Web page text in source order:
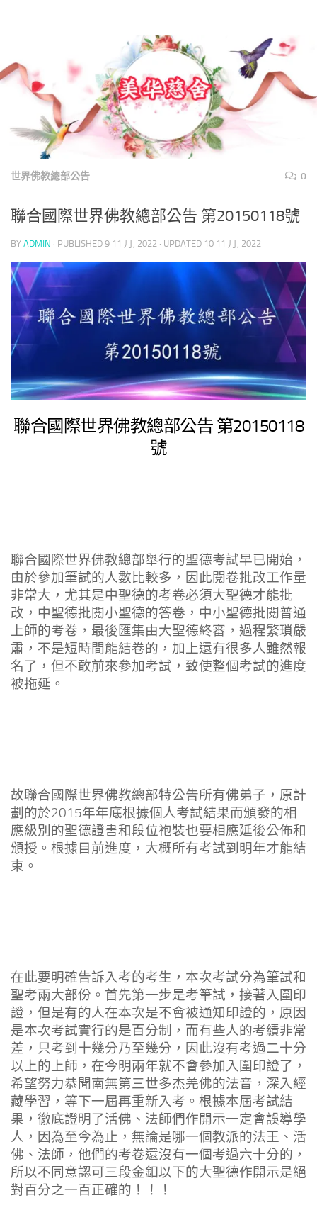
世界佛教總部公告 0
聯合國際世界佛教總部公告 第20150118號
BY ADMIN · PUBLISHED 9 11 月, 2022 · UPDATED 10 11 月, 2022
聯合國際世界佛教總部公告 第20150118
號
聯合國際世界佛教總部舉行的聖德考試早已開始，
由於參加筆試的人數比較多，因此閱卷批改工作量
非常大，尤其是中聖德的考卷必須大聖德才能批
改，中聖德批閱小聖德的答卷，中小聖德批閱普通
上師的考卷，最後匯集由大聖德終審，過程繁瑣嚴
肅，不是短時間能結卷的，加上還有很多人雖然報
名了，但不敢前來參加考試，致使整個考試的進度
被拖延。
故聯合國際世界佛教總部特公告所有佛弟子，原計
劃的於2015年年底根據個人考試結果而頒發的相
應級別的聖德證書和段位袍裝也要相應延後公佈和
頒授。根據目前進度，大概所有考試到明年才能結
束。
在此要明確告訴入考的考生，本次考試分為筆試和
聖考兩大部份。首先第一步是考筆試，接著入圍印
證，但是有的人在本次是不會被通知印證的，原因
是本次考試實行的是百分制，而有些人的考績非常
差，只考到十幾分乃至幾分，因此沒有考過二十分
以上的上師，在今明兩年就不會參加入圍印證了，
希望努力恭聞南無第三世多杰羌佛的法音，深入經
藏學習，等下一屆再重新入考。根據本屆考試結
果，徹底證明了活佛、法師們作開示一定會誤導學
人，因為至今為止，無論是哪一個教派的法王、活
佛、法師，他們的考卷還沒有一個考過六十分的，
所以不同意認可三段金釦以下的大聖德作開示是絕
對百分之一百正確的！！！